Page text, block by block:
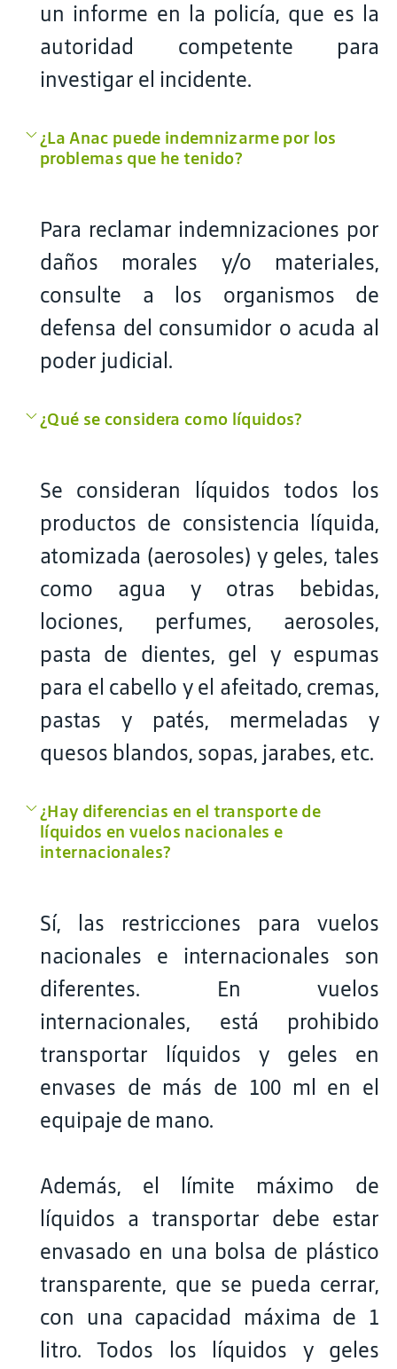
un informe en la policía, que es la
autoridad competente para
investigar el incidente.
¿La Anac puede indemnizarme por los
problemas que he tenido?
Para reclamar indemnizaciones por
daños morales y/o materiales,
consulte a los organismos de
defensa del consumidor o acuda al
poder judicial.
¿Qué se considera como líquidos?
Se consideran líquidos todos los
productos de consistencia líquida,
atomizada (aerosoles) y geles, tales
como agua y otras bebidas,
lociones, perfumes, aerosoles,
pasta de dientes, gel y espumas
para el cabello y el afeitado, cremas,
pastas y patés, mermeladas y
quesos blandos, sopas, jarabes, etc.
¿Hay diferencias en el transporte de
líquidos en vuelos nacionales e
internacionales?
Sí, las restricciones para vuelos
nacionales e internacionales son
diferentes. En vuelos
internacionales, está prohibido
transportar líquidos y geles en
envases de más de 100 ml en el
equipaje de mano.
Además, el límite máximo de
líquidos a transportar debe estar
envasado en una bolsa de plástico
transparente, que se pueda cerrar,
con una capacidad máxima de 1
litro. Todos los líquidos y geles